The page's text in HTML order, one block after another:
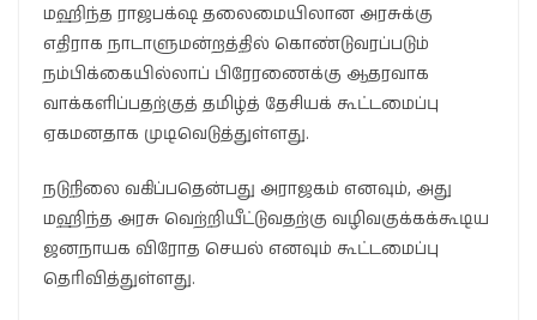
மஹிந்த ராஜபக்‌ஷ தலைமையிலான அரசுக்கு
எதிராக நாடாளுமன்றத்தில் கொண்டுவரப்படும்
நம்பிக்கையில்லாப் பிரேரணைக்கு ஆதரவாக
வாக்களிப்பதற்குத் தமிழ்த் தேசியக் கூட்டமைப்பு
ஏகமனதாக முடிவெடுத்துள்ளது.
நடுநிலை வகிப்பதென்பது அராஜகம் எனவும், அது
மஹிந்த அரசு வெற்றியீட்டுவதற்கு வழிவகுக்கக்கூடிய
ஜனநாயக விரோத செயல் எனவும் கூட்டமைப்பு
தெரிவித்துள்ளது.